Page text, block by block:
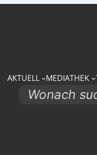
AKTUELL MEDIATHEK
Search